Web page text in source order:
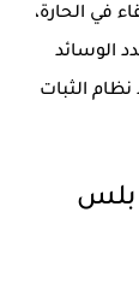
في الحارة،
الوسائد
مع وجود نظام الثبات
هل تستحق بايك U5 PLUS 2026 بلس